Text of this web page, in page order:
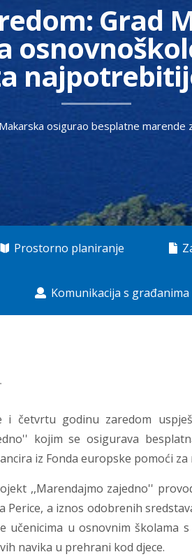
Grad
osigurao besplatne
Prostorno planiranje
Komunikacija s građanima
i četvrtu godinu zaredom
kojim se osigurava
iz Fonda europske pomoći
,,Marendajmo zajedno''
Perice, a iznos odobrenih
učenicima u osnovnim školama
navika u prehrani kod djece.